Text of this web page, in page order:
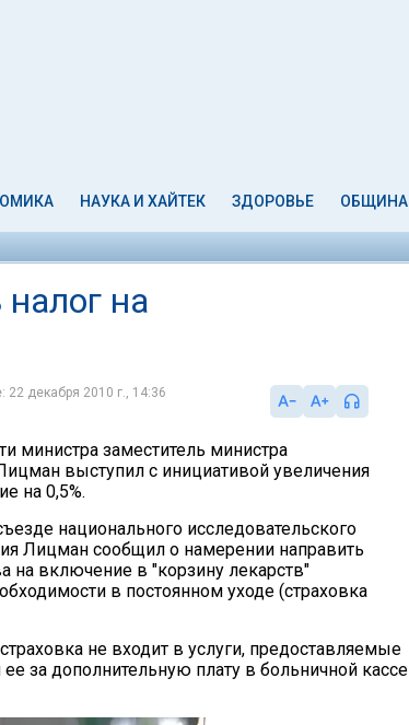
НАУКА И ХАЙТЕК ЗДОРОВЬЕ ОБЩИНА
на
22 декабря 2010 г., 14:36
министра заместитель министра
выступил с инициативой увеличения
на 0,5%.
национального исследовательского
Лицман сообщил о намерении направить
на включение в "корзину лекарств"
в постоянном уходе (страховка
не входит в услуги, предоставляемые
за дополнительную плату в больничной кассе